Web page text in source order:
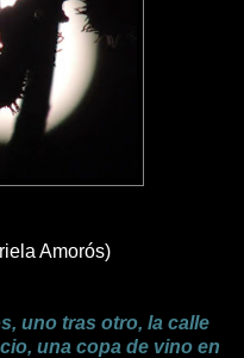
Amorós)
uno tras otro, la calle
una copa de vino en